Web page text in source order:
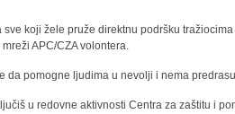
koji žele pruže direktnu podršku
APC/CZA volontera.
da pomogne ljudima u nevolji i nema
u redovne aktivnosti Centra za zaštitu i